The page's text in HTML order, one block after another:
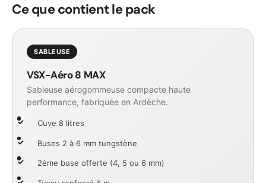
Ce que contient le pack
SABLEUSE
VSX-Aéro 8 MAX
Sableuse aérogommeuse compacte haute
performance, fabriquée en Ardèche.
Cuve 8 litres
Buses 2 à 6 mm tungstène
2ème buse offerte (4, 5 ou 6 mm)